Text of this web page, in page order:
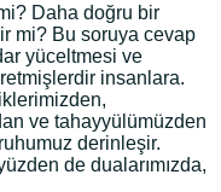
Daha doğru bir
mi? Bu soruya cevap
yüceltmesi ve
insanlara.
ve tahayyülümüzden
derinleşir.
de dualarımızda,